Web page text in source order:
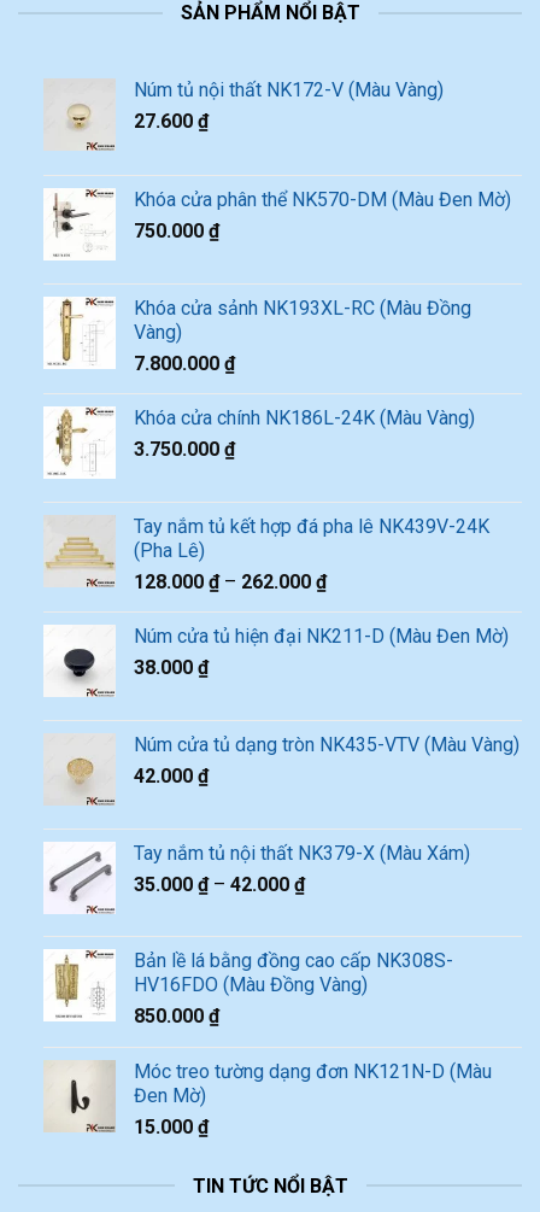
SẢN PHẨM NỔI BẬT
Núm tủ nội thất NK172-V (Màu Vàng)
27.600 ₫
Khóa cửa phân thể NK570-DM (Màu Đen Mờ)
750.000 ₫
Khóa cửa sảnh NK193XL-RC (Màu Đồng
Vàng)
7.800.000 ₫
Khóa cửa chính NK186L-24K (Màu Vàng)
3.750.000 ₫
Tay nắm tủ kết hợp đá pha lê NK439V-24K
(Pha Lê)
128.000 ₫– 262.000 ₫
Núm cửa tủ hiện đại NK211-D (Màu Đen Mờ)
38.000 ₫
Núm cửa tủ dạng tròn NK435-VTV (Màu Vàng)
42.000 ₫
Tay nắm tủ nội thất NK379-X (Màu Xám)
35.000 ₫– 42.000 ₫
Bản lề lá bằng đồng cao cấp NK308S-
HV16FDO (Màu Đồng Vàng)
850.000 ₫
Móc treo tường dạng đơn NK121N-D (Màu
Đen Mờ)
15.000 ₫
TIN TỨC NỔI BẬT